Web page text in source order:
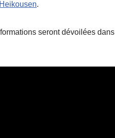
Heikousen.
seront dévoilées